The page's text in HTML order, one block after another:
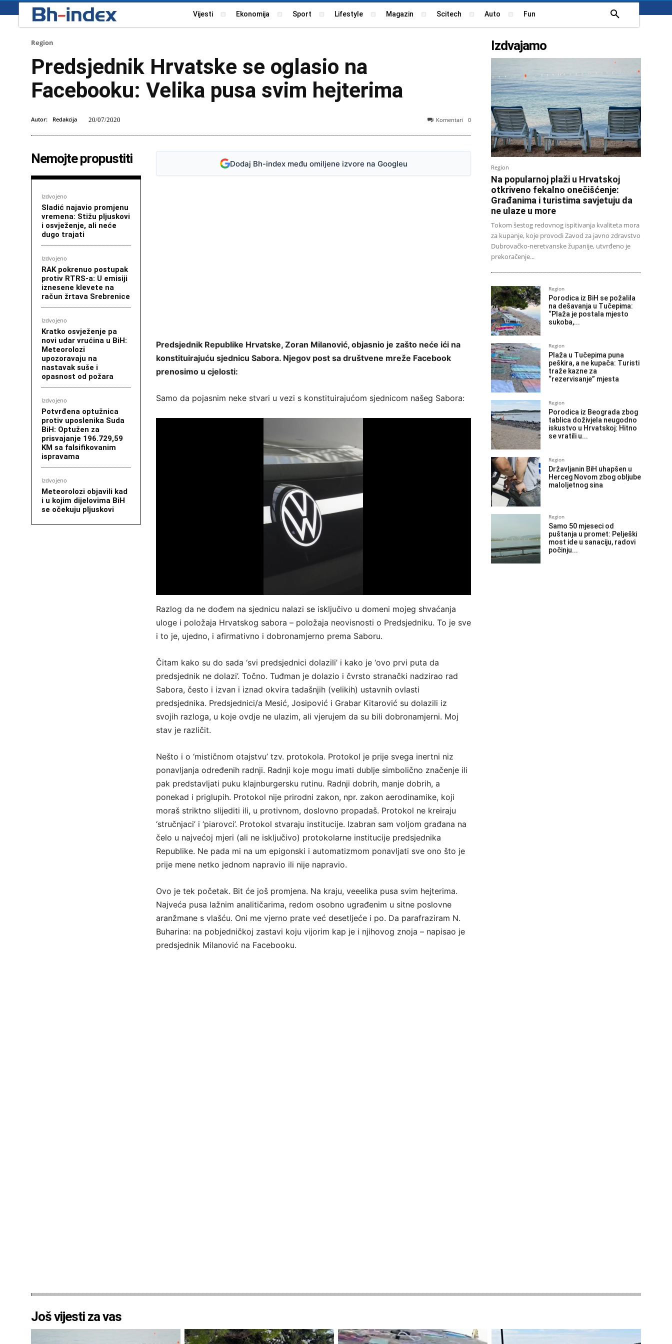
Vijesti Ekonomija Sport Lifestyle Magazin Scitech Auto Fun
Region
Predsjednik Hrvatske se oglasio na
Facebooku: Velika pusa svim hejterima
Autor: Redakcija 20/07/2020 Komentari 0
Nemojte propustiti
Izdvojeno
Sladić najavio promjenu
vremena: Stižu pljuskovi
i osvježenje, ali neće
dugo trajati
Izdvojeno
RAK pokrenuo postupak
protiv RTRS-a: U emisiji
iznesene klevete na
račun žrtava Srebrenice
Izdvojeno
Kratko osvježenje pa
novi udar vrućina u BiH:
Meteorolozi
upozoravaju na
nastavak suše i
opasnost od požara
Izdvojeno
Potvrđena optužnica
protiv uposlenika Suda
BiH: Optužen za
prisvajanje 196.729,59
KM sa falsifikovanim
ispravama
Izdvojeno
Meteorolozi objavili kad
i u kojim dijelovima BiH
se očekuju pljuskovi
Dodaj Bh-index među omiljene izvore na Googleu
Predsjednik Republike Hrvatske, Zoran Milanović, objasnio je zašto neće ići na
konstituirajuću sjednicu Sabora. Njegov post sa društvene mreže Facebook
prenosimo u cjelosti:
Samo da pojasnim neke stvari u vezi s konstituirajućom sjednicom našeg Sabora:
Razlog da ne dođem na sjednicu nalazi se isključivo u domeni mojeg shvaćanja
uloge i položaja Hrvatskog sabora – položaja neovisnosti o Predsjedniku. To je sve
i to je, ujedno, i afirmativno i dobronamjerno prema Saboru.
Čitam kako su do sada ‘svi predsjednici dolazili’ i kako je ‘ovo prvi puta da
predsjednik ne dolazi’. Točno. Tuđman je dolazio i čvrsto stranački nadzirao rad
Sabora, često i izvan i iznad okvira tadašnjih (velikih) ustavnih ovlasti
predsjednika. Predsjednici/a Mesić, Josipović i Grabar Kitarović su dolazili iz
svojih razloga, u koje ovdje ne ulazim, ali vjerujem da su bili dobronamjerni. Moj
stav je različit.
Nešto i o ‘mističnom otajstvu’ tzv. protokola. Protokol je prije svega inertni niz
ponavljanja određenih radnji. Radnji koje mogu imati dublje simbolično značenje ili
pak predstavljati puku klajnburgersku rutinu. Radnji dobrih, manje dobrih, a
ponekad i priglupih. Protokol nije prirodni zakon, npr. zakon aerodinamike, koji
moraš striktno slijediti ili, u protivnom, doslovno propadaš. Protokol ne kreiraju
‘stručnjaci’ i ‘piarovci’. Protokol stvaraju institucije. Izabran sam voljom građana na
čelo u najvećoj mjeri (ali ne isključivo) protokolarne institucije predsjednika
Republike. Ne pada mi na um epigonski i automatizmom ponavljati sve ono što je
prije mene netko jednom napravio ili nije napravio.
Ovo je tek početak. Bit će još promjena. Na kraju, veeelika pusa svim hejterima.
Najveća pusa lažnim analitičarima, redom osobno ugrađenim u sitne poslovne
aranžmane s vlašću. Oni me vjerno prate već desetljeće i po. Da parafraziram N.
Buharina: na pobjedničkoj zastavi koju vijorim kap je i njihovog znoja – napisao je
predsjednik Milanović na Facebooku.
Izdvajamo
Region
Na popularnoj plaži u Hrvatskoj
otkriveno fekalno onečišćenje:
Građanima i turistima savjetuju da
ne ulaze u more
Tokom šestog redovnog ispitivanja kvaliteta mora
za kupanje, koje provodi Zavod za javno zdravstvo
Dubrovačko-neretvanske županije, utvrđeno je
prekoračenje...
Region
Porodica iz BiH se požalila
na dešavanja u Tučepima:
“Plaža je postala mjesto
sukoba,...
Region
Plaža u Tučepima puna
peškira, a ne kupača: Turisti
traže kazne za
“rezervisanje” mjesta
Region
Porodica iz Beograda zbog
tablica doživjela neugodno
iskustvo u Hrvatskoj: Hitno
se vratili u...
Region
Državljanin BiH uhapšen u
Herceg Novom zbog obljube
maloljetnog sina
Region
Samo 50 mjeseci od
puštanja u promet: Pelješki
most ide u sanaciju, radovi
počinju...
Još vijesti za vas